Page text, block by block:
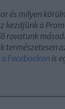
és milyen
kezdjünk a
rovatunk
természetesen
a Facebookon is